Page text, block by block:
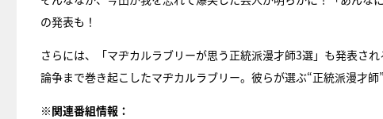
の発表も！
さらには、「マヂカルラブリーが思う正統派漫才師3選」も発表
論争まで巻き起こしたマヂカルラブリー。彼らが選ぶ“正統派漫才
※関連番組情報：